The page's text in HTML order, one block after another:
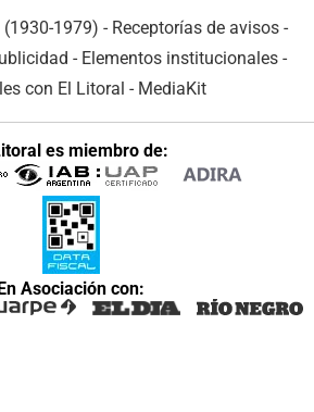
1979) - Receptorías de avisos -
- Elementos institucionales -
con El Litoral - MediaKit
es miembro de:
En Asociación con: